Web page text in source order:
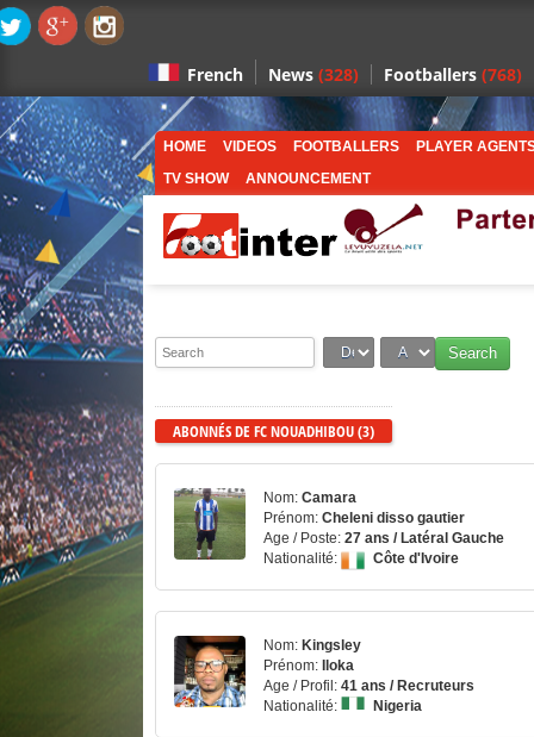
French News (328) Footballers (768)
HOME VIDEOS FOOTBALLERS
PLAYER
TV SHOW
ANNOUNCEMENT
ABONNÉS DE FC NOUADHIBOU (3)
Nom: Camara
Prénom: Cheleni disso gautier
Age / Poste: 27 ans / Latéral Gauche
Nationalité: Côte d'Ivoire
Nom: Kingsley
Prénom:
Iloka
Age / Profil: 41 ans / Recruteurs
Nationalité: Nigeria